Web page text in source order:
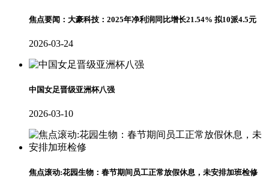
焦点要闻：大豪科技：2025年净利润同比增长21.54% 拟10派4.5元
2026-03-24
中国女足晋级亚洲杯八强
2026-03-10
焦点滚动:花园生物：春节期间员工正常放假休息，未安排加班检修